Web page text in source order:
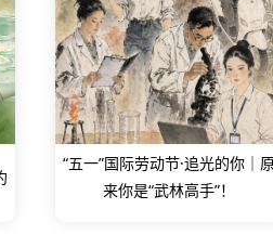
“五一”国际劳动节·追光的你｜
来你是“武林高手”！